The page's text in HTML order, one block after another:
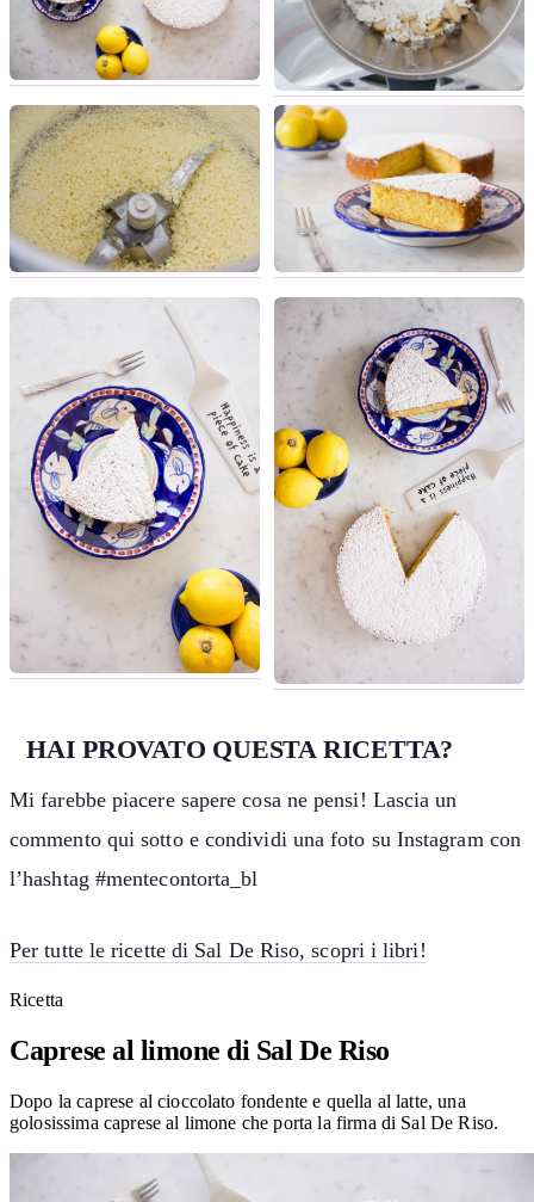
HAI PROVATO QUESTA RICETTA?
Mi farebbe piacere sapere cosa ne pensi! Lascia un
commento qui sotto e condividi una foto su Instagram con
l’hashtag #mentecontorta_bl
Per tutte le ricette di Sal De Riso, scopri i libri!
Ricetta
Caprese al limone di Sal De Riso
Dopo la caprese al cioccolato fondente e quella al latte, una
golosissima caprese al limone che porta la firma di Sal De Riso.